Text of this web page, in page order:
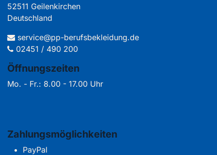
52511 Geilenkirchen
Deutschland
service@pp-berufsbekleidung.de
02451 / 490 200
Öffnungszeiten
Mo. - Fr.: 8.00 - 17.00 Uhr
Zahlungsmöglichkeiten
PayPal